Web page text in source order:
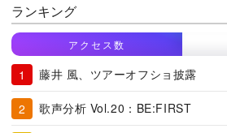
ランキング
アクセス数
藤井 風、ツアーオフショ披露
歌声分析 Vol.20：BE:FIRST